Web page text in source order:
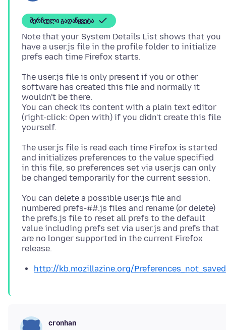
შერჩეული გადაწყვეტა
Note that your System Details List shows that you
have a user.js file in the profile folder to initialize
The user.js file is only present if you or other
software has created this file and normally it
wouldn't be there.
You can check its content with a plain text editor
(right-click: Open with) if you didn't create this file
The user.js file is read each time Firefox is started
and initializes preferences to the value specified
in this file, so preferences set via user.js can only
You can delete a possible user.js file and
numbered prefs-##.js files and rename (or delete)
the prefs.js file to reset all prefs to the default
value including prefs set via user.js and prefs that
are no longer supported in the current Firefox
http://kb.mozillazine.org/Preferences_not_saved
cronhan